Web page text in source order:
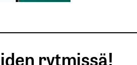
rytmissä!